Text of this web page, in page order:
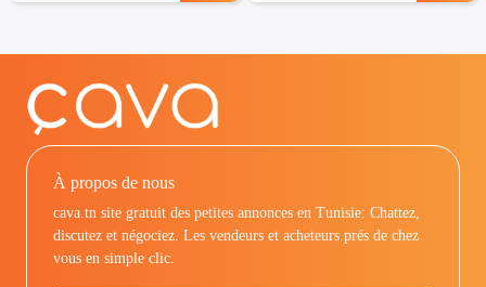
À propos de nous
cava.tn site gratuit des petites annonces en Tunisie: Chattez,
discutez et négociez. Les vendeurs et acheteurs prés de chez
vous en simple clic.